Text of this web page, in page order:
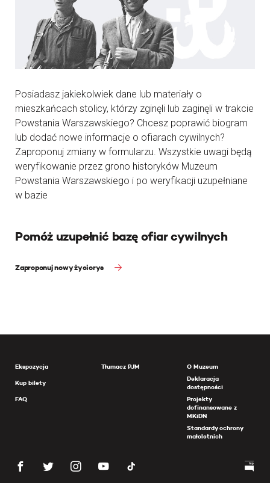
Posiadasz jakiekolwiek dane lub materiały o
mieszkańcach stolicy, którzy zginęli lub zaginęli w trakcie
Powstania Warszawskiego? Chcesz poprawić biogram
lub dodać nowe informacje o ofiarach cywilnych?
Zaproponuj zmiany w formularzu. Wszystkie uwagi będą
weryfikowanie przez grono historyków Muzeum
Powstania Warszawskiego i po weryfikacji uzupełniane
w bazie
Pomóż uzupełnić bazę ofiar cywilnych
Zaproponuj nowy życiorys
Ekspozycja
Kup bilety
FAQ
Tłumacz PJM
O Muzeum
Deklaracja
dostępności
Projekty
dofinansowane z
MKiDN
Standardy ochrony
małoletnich